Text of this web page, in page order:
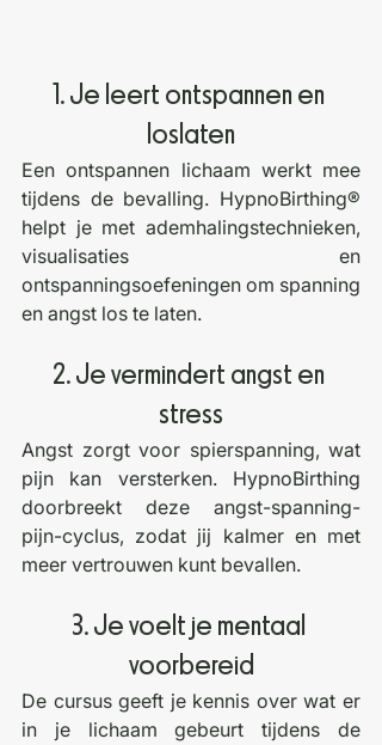
1. Je leert ontspannen en
loslaten
Een ontspannen lichaam werkt mee
tijdens de bevalling. HypnoBirthing®
helpt je met ademhalingstechnieken,
visualisaties en
ontspanningsoefeningen om spanning
en angst los te laten.
2. Je vermindert angst en
stress
Angst zorgt voor spierspanning, wat
pijn kan versterken. HypnoBirthing
doorbreekt deze angst-spanning-
pijn-cyclus, zodat jij kalmer en met
meer vertrouwen kunt bevallen.
3. Je voelt je mentaal
voorbereid
De cursus geeft je kennis over wat er
in je lichaam gebeurt tijdens de